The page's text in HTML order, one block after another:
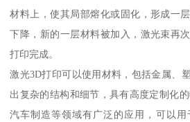
材料上，使其局部熔化或固化，形成一
下降，新的一层材料被加入，激光束再
打印完成。
激光3D打印可以使用材料，包括金属、
出复杂的结构和细节，具有高度定制化的
汽车制造等领域有广泛的应用，可以